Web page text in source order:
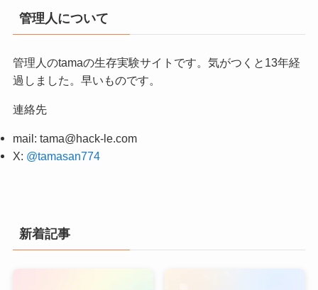
管理人について
管理人のtamaの生存実験サイトです。気がつくと13年経
過しました。早いものです。
連絡先
mail: tama@hack-le.com
X: @tamasan774
新着記事